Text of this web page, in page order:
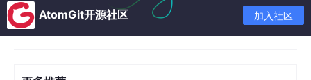
AtomGit开源社区 加入社区